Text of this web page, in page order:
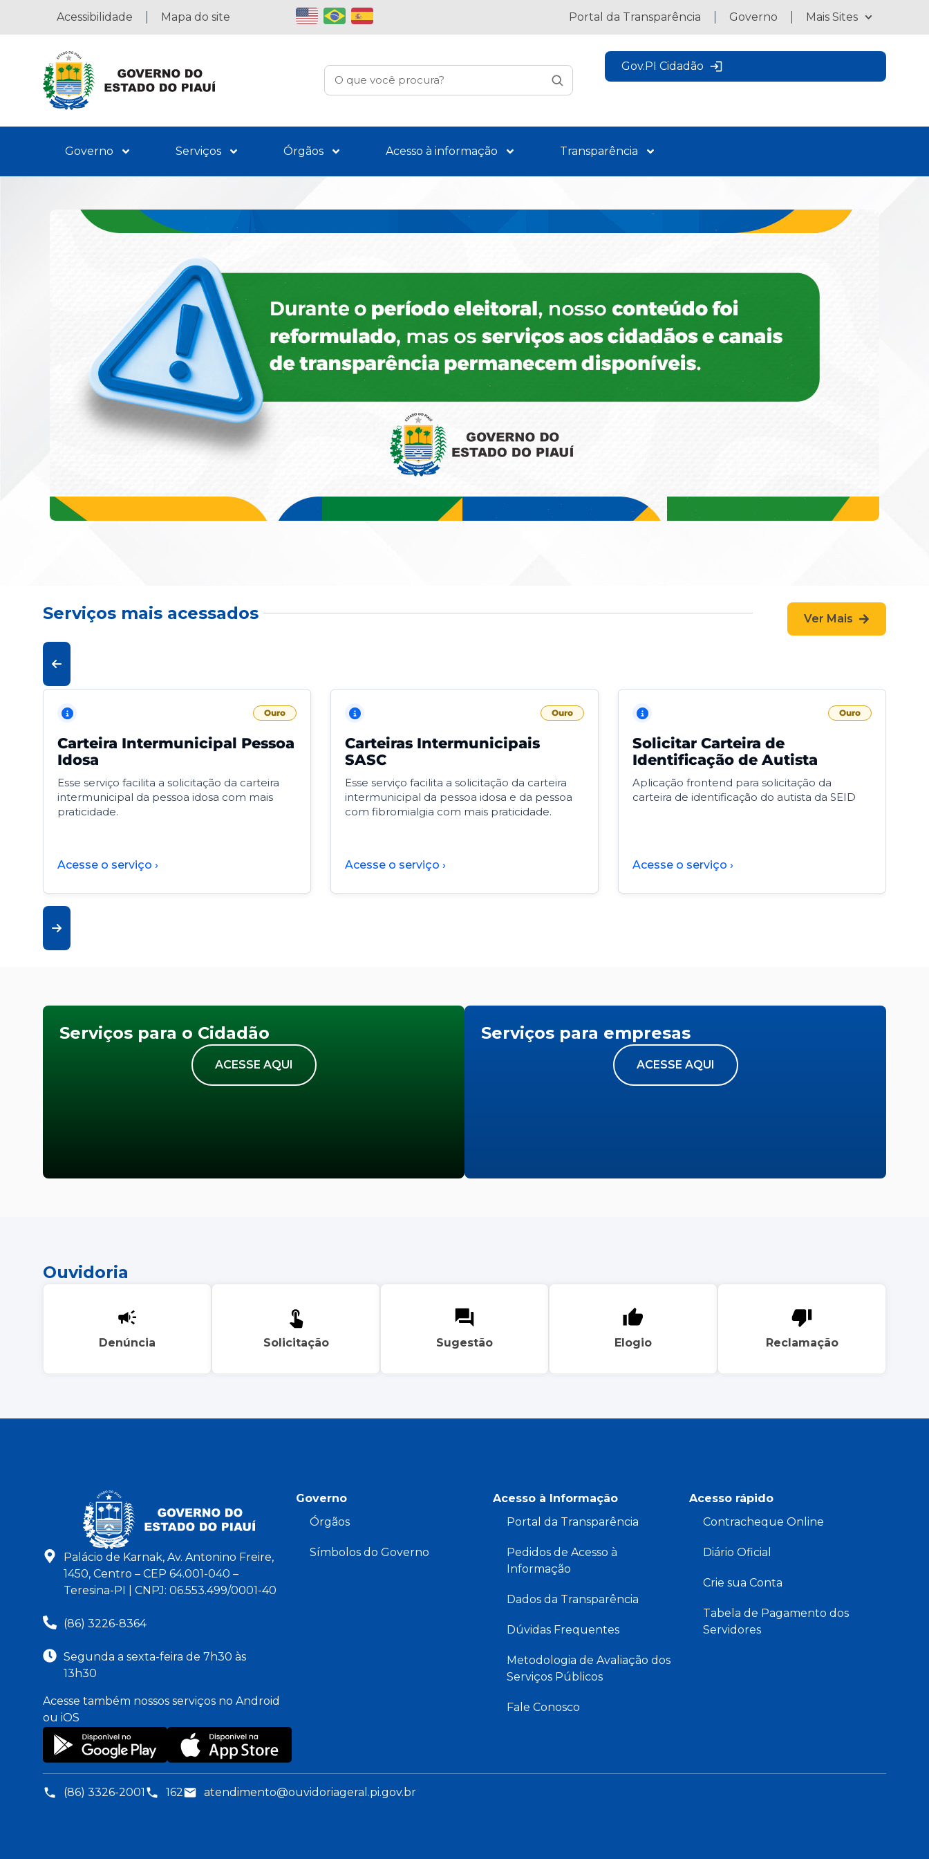
Acessibilidade Mapa do site Portal da Transparência Governo Mais Sites
Gov.PI Cidadão
Governo Serviços Órgãos Acesso à informação Transparência
Serviços mais acessados Ver Mais
Ouro
Carteira Intermunicipal Pessoa
Idosa
Esse serviço facilita a solicitação da carteira
intermunicipal da pessoa idosa com mais
praticidade.
Acesse o serviço ›
Ouro
Carteiras Intermunicipais
SASC
Esse serviço facilita a solicitação da carteira
intermunicipal da pessoa idosa e da pessoa
com fibromialgia com mais praticidade.
Acesse o serviço ›
Ouro
Solicitar Carteira de
Identificação de Autista
Aplicação frontend para solicitação da
carteira de identificação do autista da SEID
Acesse o serviço ›
Serviços para o Cidadão
ACESSE AQUI
Serviços para empresas
ACESSE AQUI
Ouvidoria
Denúncia Solicitação Sugestão Elogio Reclamação
Palácio de Karnak, Av. Antonino Freire,
1450, Centro – CEP 64.001-040 –
Teresina-PI | CNPJ: 06.553.499/0001-40
(86) 3226-8364
Segunda a sexta-feira de 7h30 às
13h30
Acesse também nossos serviços no Android
ou iOS
Governo
Órgãos
Símbolos do Governo
Acesso à Informação
Portal da Transparência
Pedidos de Acesso à
Informação
Dados da Transparência
Dúvidas Frequentes
Metodologia de Avaliação dos
Serviços Públicos
Fale Conosco
Acesso rápido
Contracheque Online
Diário Oficial
Crie sua Conta
Tabela de Pagamento dos
Servidores
(86) 3326-2001 162 atendimento@ouvidoriageral.pi.gov.br